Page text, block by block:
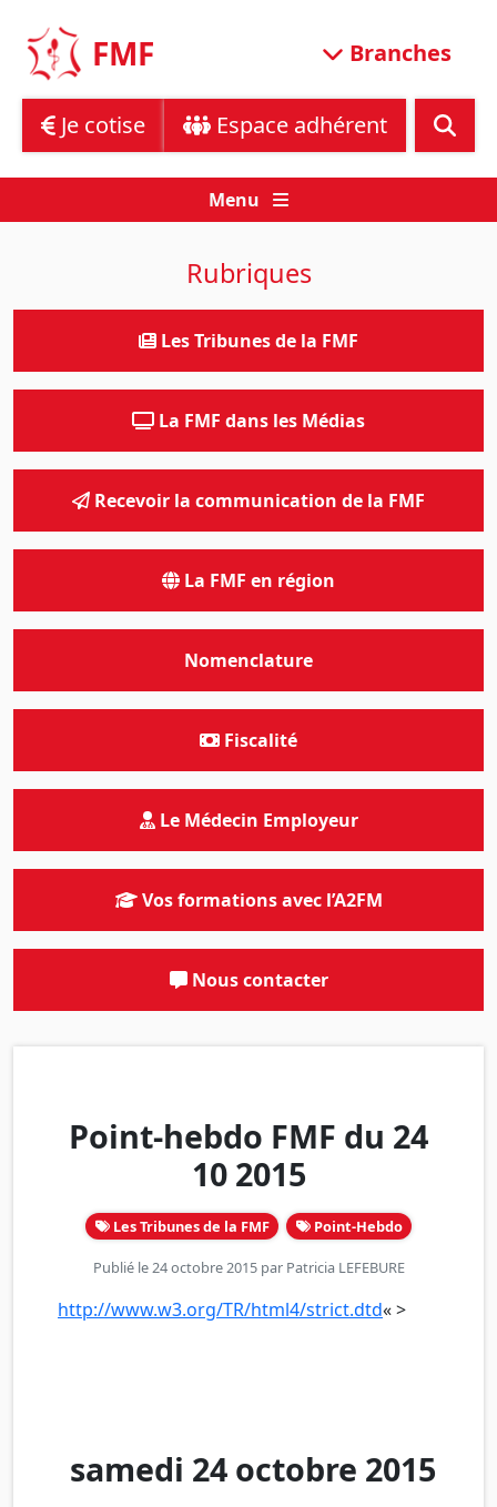
content
FMF Branches
Je cotise Espace adhérent
Menu
Point-hebdo FMF du 24
10 2015
Les Tribunes de la FMF Point-Hebdo
Publié le 24 octobre 2015 par Patricia LEFEBURE
http://www.w3.org/TR/html4/strict.dtd« >
samedi 24 octobre 2015
Rubriques
Les Tribunes de la FMF
La FMF dans les Médias
Recevoir la communication de la FMF
La FMF en région
Nomenclature
Fiscalité
Le Médecin Employeur
Vos formations avec l’A2FM
Nous contacter